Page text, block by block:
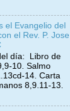
el Evangelio del
el Rev. P. Jose
día: Libro de
10. Salmo
14. Carta
8,9.11-13.